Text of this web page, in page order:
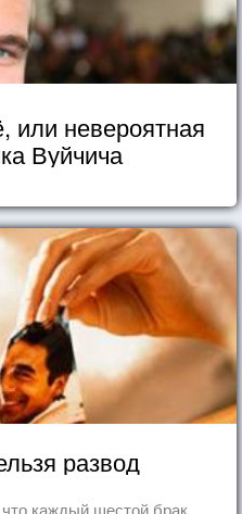
или невероятная
Вуйчича
развод
каждый шестой брак